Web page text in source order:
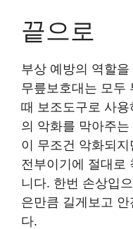
끝으로
부상 예방의 역할
무릎보호대는 모두
때 보조도구로 사
의 악화를 막아주
이 무조건 악화되
전부이기에 절대로
니다. 한번 손상입
은만큼 길게보고
다.